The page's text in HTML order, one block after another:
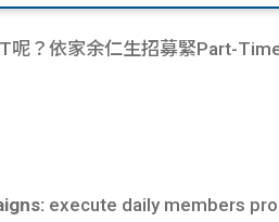
？依家余仁生招募緊Part-
execute daily members